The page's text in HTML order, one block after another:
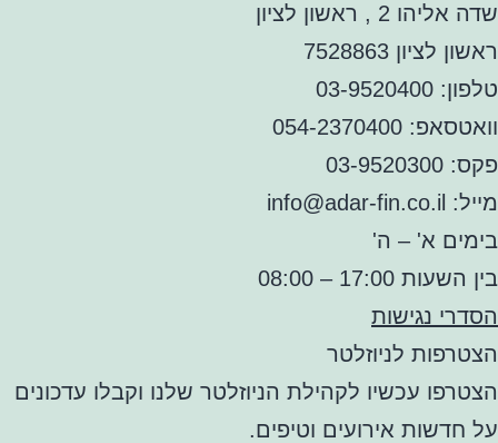
שדה אליהו 2 , ראשון לציון
ראשון לציון 7528863
טלפון: 03-9520400
וואטסאפ: 054-2370400
פקס: 03-9520300
מייל: info@adar-fin.co.il
בימים א' – ה'
בין השעות 17:00 – 08:00
הסדרי נגישות
הצטרפות לניוזלטר
הצטרפו עכשיו לקהילת הניוזלטר שלנו וקבלו עדכונים
על חדשות אירועים וטיפים.